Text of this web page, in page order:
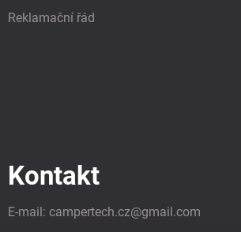
Reklamační řád
Kontakt
E-mail: campertech.cz@gmail.com